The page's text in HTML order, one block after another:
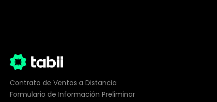
Contrato de Ventas a Distancia
Formulario de Información Preliminar